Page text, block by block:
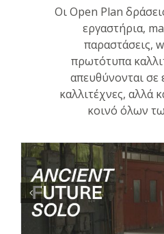
Οι Open Plan
εργαστήρια,
παραστάσεις,
πρωτότυπα
απευθύνονται σε
καλλιτέχνες, αλλά
κοινό όλων